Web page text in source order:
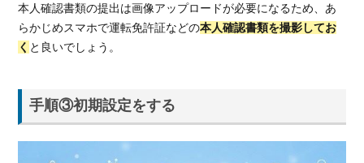
本人確認書類の提出は画像アップロードが必要になるため、あ
らかじめスマホで運転免許証などの本人確認書類を撮影してお
く と良いでしょう。
手順③初期設定をする